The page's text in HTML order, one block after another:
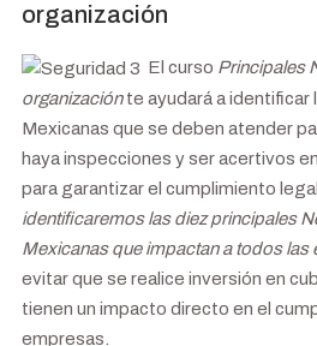
organización
El curso Principales
organizaciónte ayudará a identificar
Mexicanas que se deben atender
haya inspecciones y ser acertivos
para garantizar el cumplimiento legal.
identificaremos las diez principales
Mexicanas que impactan a todos las
evitar que se realice inversión en
tienen un impacto directo en el
empresas.